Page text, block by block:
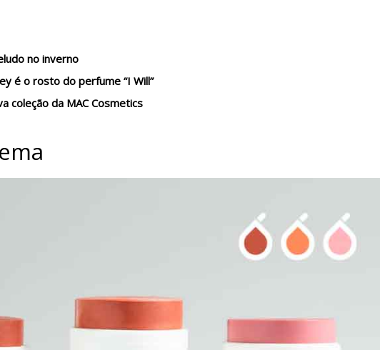
no inverno
é o rosto do perfume “I Will”
coleção da MAC Cosmetics